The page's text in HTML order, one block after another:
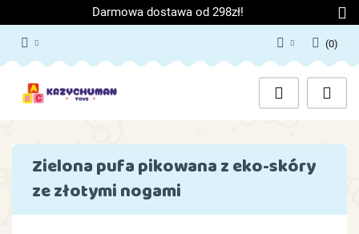
Darmowa dostawa od 298zł!
Zaloguj się
Załóż konto
Dodaj zgłoszenie
Zgody cookies
(0)
Zielona pufa pikowana z eko-skóry
ze złotymi nogami